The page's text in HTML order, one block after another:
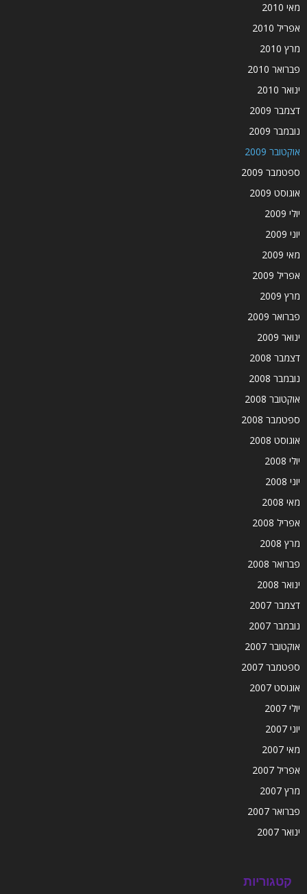
מאי 2010
אפריל 2010
מרץ 2010
פברואר 2010
ינואר 2010
דצמבר 2009
נובמבר 2009
אוקטובר 2009
ספטמבר 2009
אוגוסט 2009
יולי 2009
יוני 2009
מאי 2009
אפריל 2009
מרץ 2009
פברואר 2009
ינואר 2009
דצמבר 2008
נובמבר 2008
אוקטובר 2008
ספטמבר 2008
אוגוסט 2008
יולי 2008
יוני 2008
מאי 2008
אפריל 2008
מרץ 2008
פברואר 2008
ינואר 2008
דצמבר 2007
נובמבר 2007
אוקטובר 2007
ספטמבר 2007
אוגוסט 2007
יולי 2007
יוני 2007
מאי 2007
אפריל 2007
מרץ 2007
פברואר 2007
ינואר 2007
קטגוריות